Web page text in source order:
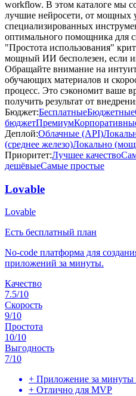
workflow. В этом каталоге мы
лучшие нейросети, от мощных
специализированных
оптимального помощника для
"Простота использования"
мощный ИИ бесполезен, если
Обращайте внимание на
обучающих материалов и
процесс. Это сэкономит ваше
получить результат от
Бюджет:БесплатныеБюджетные
бюджетПремиум
Деплой:Облачные (API)
(среднее железо)Локально
Приоритет:Лучшее качество
дешёвыеСамые простые
Lovable
Lovable
Есть бесплатный план
No-code платформа для
приложений за минуты.
Качество
7.5/10
Скорость
9/10
Простота
10/10
Выгодность
7/10
+ Приложение за минуты
+ Отлично для MVP